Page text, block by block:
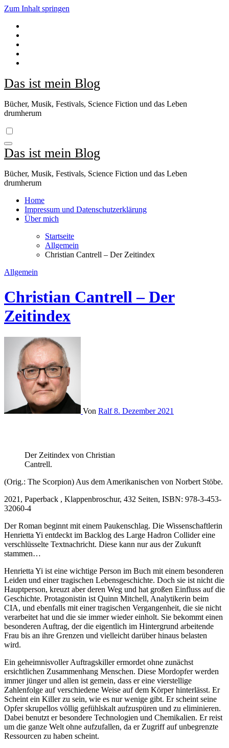
Zum Inhalt springen
Das ist mein Blog
Bücher, Musik, Festivals, Science Fiction und das Leben
drumherum
Das ist mein Blog
Bücher, Musik, Festivals, Science Fiction und das Leben
drumherum
Home
Impressum und Datenschutzerklärung
Über mich
Startseite
Allgemein
Christian Cantrell – Der Zeitindex
Allgemein
Christian Cantrell – Der
Zeitindex
Von Ralf8. Dezember 2021
Der Zeitindex von Christian
Cantrell.
(Orig.: The Scorpion) Aus dem Amerikanischen von Norbert Stöbe.
2021, Paperback , Klappenbroschur, 432 Seiten, ISBN: 978-3-453-
32060-4
Der Roman beginnt mit einem Paukenschlag. Die Wissenschaftlerin
Henrietta Yi entdeckt im Backlog des Large Hadron Collider eine
verschlüsselte Textnachricht. Diese kann nur aus der Zukunft
stammen…
Henrietta Yi ist eine wichtige Person im Buch mit einem besonderen
Leiden und einer tragischen Lebensgeschichte. Doch sie ist nicht die
Hauptperson, kreuzt aber deren Weg und hat großen Einfluss auf die
Geschichte. Protagonistin ist Quinn Mitchell, Analytikerin beim
CIA, und ebenfalls mit einer tragischen Vergangenheit, die sie nicht
verarbeitet hat und die sie immer wieder einholt. Sie bekommt einen
besonderen Auftrag, der die eigentlich im Hintergrund arbeitende
Frau bis an ihre Grenzen und vielleicht darüber hinaus belasten
wird.
Ein geheimnisvoller Auftragskiller ermordet ohne zunächst
ersichtlichen Zusammenhang Menschen. Diese Mordopfer werden
immer jünger und allen ist gemein, dass er eine vierstellige
Zahlenfolge auf verschiedene Weise auf dem Körper hinterlässt. Er
Scheint ein Killer zu sein, wie es nur wenige gibt. Er scheint seine
Opfer skrupellos völlig gefühlskalt aufzuspüren und zu eliminieren.
Dabei benutzt er besondere Technologien und Chemikalien. Er reist
um die ganze Welt ohne aufzufallen, da er Zugriff auf unbegrenzte
Ressourcen zu haben scheint.